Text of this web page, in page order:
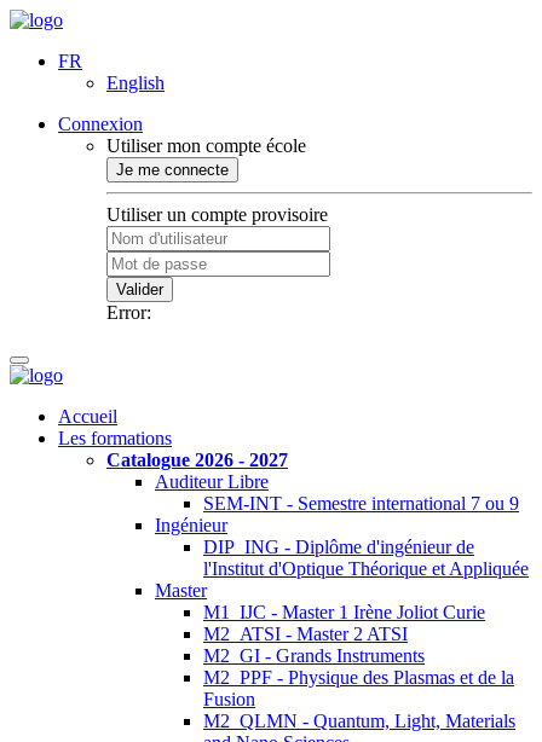
FR
English
Connexion
Utiliser mon compte école
Je me connecte
Utiliser un compte provisoire
Valider
Error:
Accueil
Les formations
Catalogue 2026 - 2027
Auditeur Libre
SEM-INT - Semestre international 7 ou 9
Ingénieur
DIP_ING - Diplôme d'ingénieur de
l'Institut d'Optique Théorique et Appliquée
Master
M1_IJC - Master 1 Irène Joliot Curie
M2_ATSI - Master 2 ATSI
M2_GI - Grands Instruments
M2_PPF - Physique des Plasmas et de la
Fusion
M2_QLMN - Quantum, Light, Materials